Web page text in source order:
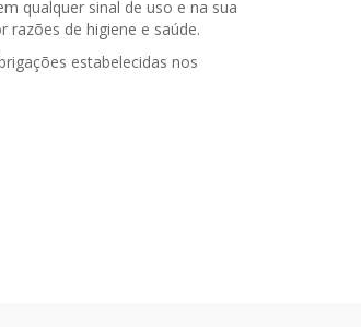
qualquer sinal de uso e na sua
de higiene e saúde.
estabelecidas nos